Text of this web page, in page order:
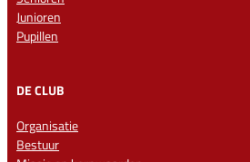
Junioren
Pupillen
DE CLUB
Organisatie
Bestuur